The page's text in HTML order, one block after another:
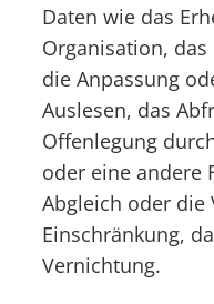
Daten wie das
Organisation,
die Anpassung
Auslesen, das
Offenlegung
oder eine andere
Abgleich oder die
Einschränkung,
Vernichtung.